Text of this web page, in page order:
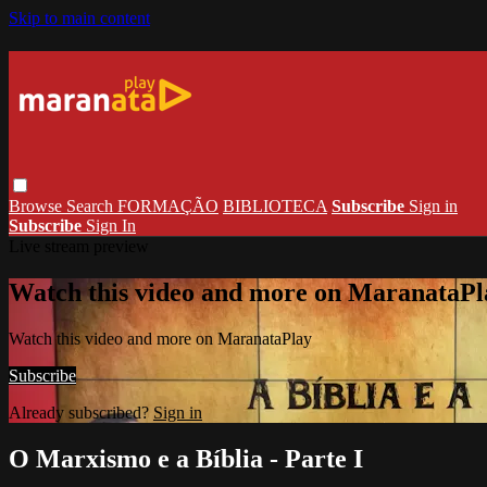
Skip to main content
Browse Search FORMAÇÃO BIBLIOTECA Subscribe Sign in
Subscribe Sign In
Watch this video and more on
Watch this video and more on MaranataPlay
Subscribe
Already subscribed? Sign in
O Marxismo e a Bíblia - Parte I